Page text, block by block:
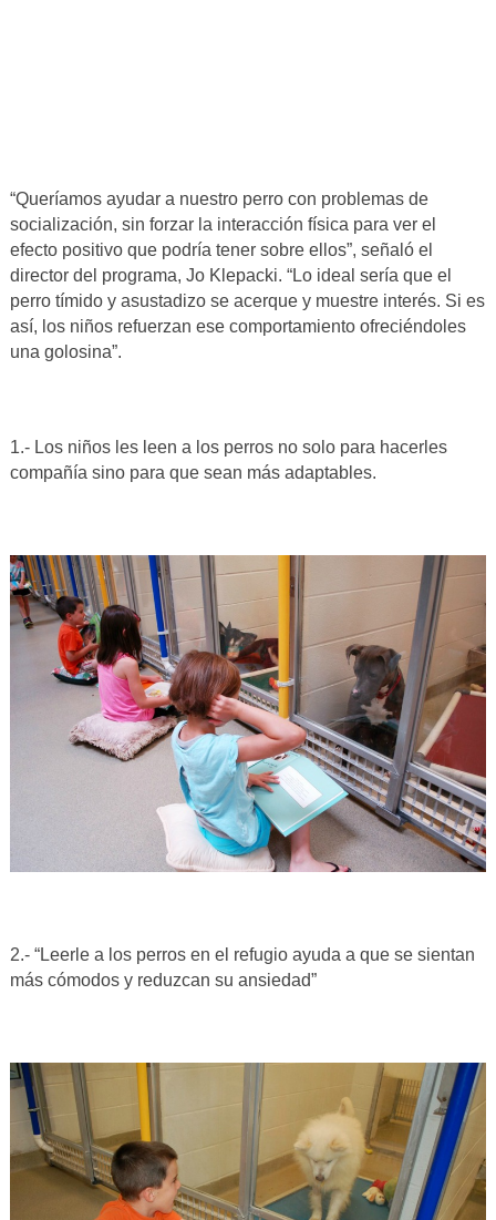
“Queríamos ayudar a nuestro perro con problemas de
socialización, sin forzar la interacción física para ver el
efecto positivo que podría tener sobre ellos”, señaló el
director del programa, Jo Klepacki. “Lo ideal sería que el
perro tímido y asustadizo se acerque y muestre interés. Si es
así, los niños refuerzan ese comportamiento ofreciéndoles
una golosina”.
1.- Los niños les leen a los perros no solo para hacerles
compañía sino para que sean más adaptables.
2.- “Leerle a los perros en el refugio ayuda a que se sientan
más cómodos y reduzcan su ansiedad”